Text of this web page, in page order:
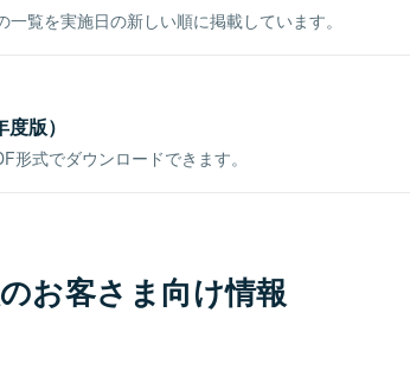
覧を実施日の新しい順に掲載しています。
版）
形式でダウンロードできます。
お客さま向け情報